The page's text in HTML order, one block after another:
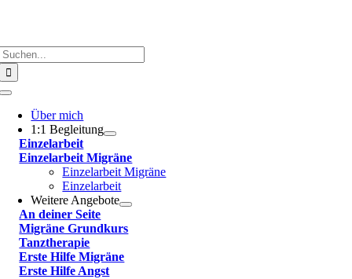
Toggle
NavigationÜber mich
1:1 Begleitung
Einzelarbeit
Einzelarbeit Migräne
Einzelarbeit Migräne
Einzelarbeit
Weitere Angebote
An deiner Seite
Migräne Grundkurs
Tanztherapie
Erste Hilfe Migräne
Erste Hilfe Angst